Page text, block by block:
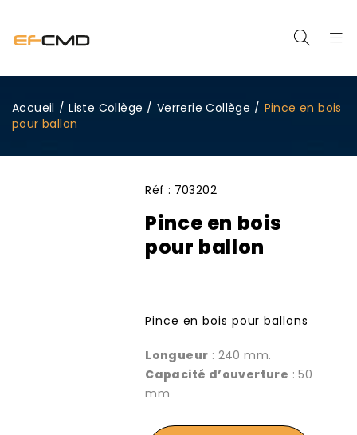
Accueil / Liste Collège / Verrerie Collège / Pince en bois
pour ballon
Réf : 703202
Pince en bois
pour ballon
Pince en bois pour ballons
Longueur : 240 mm.
Capacité d’ouverture : 50
mm